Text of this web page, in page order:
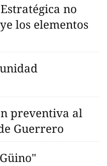
no
los elementos
preventiva al
Guerrero